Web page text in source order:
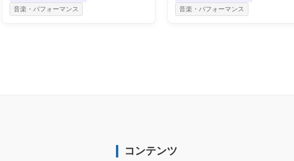
音楽・パフォーマンス
音楽・パフォーマンス
コンテンツ